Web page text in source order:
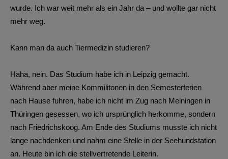
wurde. Ich war weit mehr als ein Jahr da – und wollte gar nicht
mehr weg.
Kann man da auch Tiermedizin studieren?
Haha, nein. Das Studium habe ich in Leipzig gemacht.
Während aber meine Kommilitonen in den Semesterferien
nach Hause fuhren, habe ich nicht im Zug nach Meiningen in
Thüringen gesessen, wo ich ursprünglich herkomme, sondern
nach Friedrichskoog. Am Ende des Studiums musste ich nicht
lange nachdenken und nahm eine Stelle in der Seehundstation
an. Heute bin ich die stellvertretende Leiterin.